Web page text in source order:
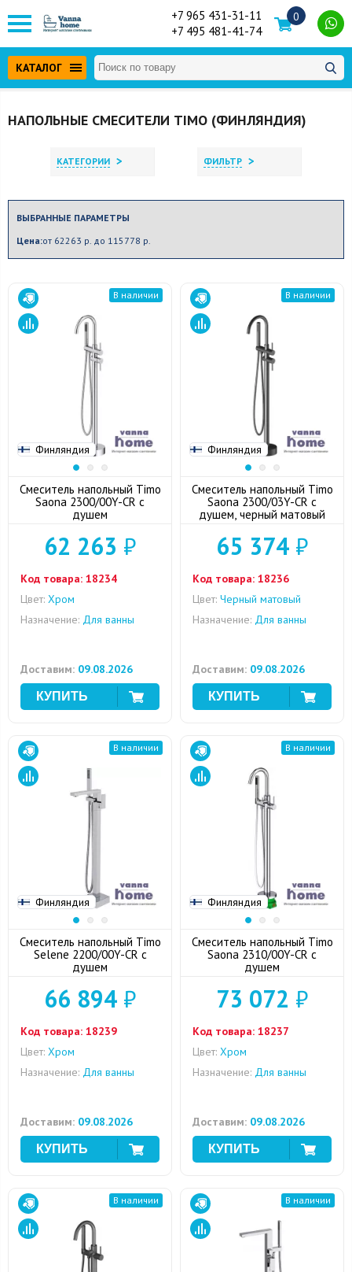
+7 965 431-31-11
+7 495 481-41-74
0
КАТАЛОГ
НАПОЛЬНЫЕ СМЕСИТЕЛИ TIMO (ФИНЛЯНДИЯ)
КАТЕГОРИИ > ФИЛЬТР >
ВЫБРАННЫЕ ПАРАМЕТРЫ
Цена:от 62263 р. до 115778 р.
Финляндия
В наличии
Смеситель напольный Timo
Saona 2300/00Y-CR с
душем
62 263 ₽
Код товара: 18234
Цвет: Хром
Назначение: Для ванны
Доставим: 09.08.2026
Финляндия
В наличии
Смеситель напольный Timo
Saona 2300/03Y-CR с
душем, черный матовый
65 374 ₽
Код товара: 18236
Цвет: Черный матовый
Назначение: Для ванны
Доставим: 09.08.2026
Финляндия
В наличии
Смеситель напольный Timo
Selene 2200/00Y-CR с
душем
66 894 ₽
Код товара: 18239
Цвет: Хром
Назначение: Для ванны
Доставим: 09.08.2026
Финляндия
В наличии
Смеситель напольный Timo
Saona 2310/00Y-CR с
душем
73 072 ₽
Код товара: 18237
Цвет: Хром
Назначение: Для ванны
Доставим: 09.08.2026
В наличии В наличии